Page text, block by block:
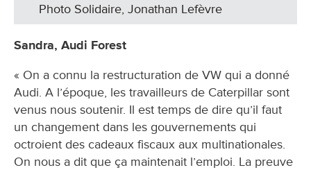
Photo Solidaire, Jonathan Lefèvre
Sandra, Audi Forest
« On a connu la restructuration de VW qui a donné
Audi. A l’époque, les travailleurs de Caterpillar sont
venus nous soutenir. Il est temps de dire qu’il faut
un changement dans les gouvernements qui
octroient des cadeaux fiscaux aux multinationales.
On nous a dit que ça maintenait l’emploi. La preuve